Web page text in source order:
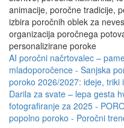
animacije, poročne tradicije,
izbira poročnih oblek za
organizacija poročnega
personalizirane poroke
AI poročni načrtovalec –
mladoporočence - Sanjska
poroko 2026/2027: ideje, triki
Darila za svate – lepa gesta
fotografiranje za 2025 -
popolno poroko - Poročni